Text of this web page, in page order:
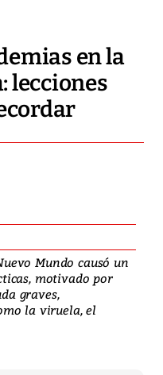
en la
lecciones
Mundo causó un
motivado por
graves,
la viruela, el